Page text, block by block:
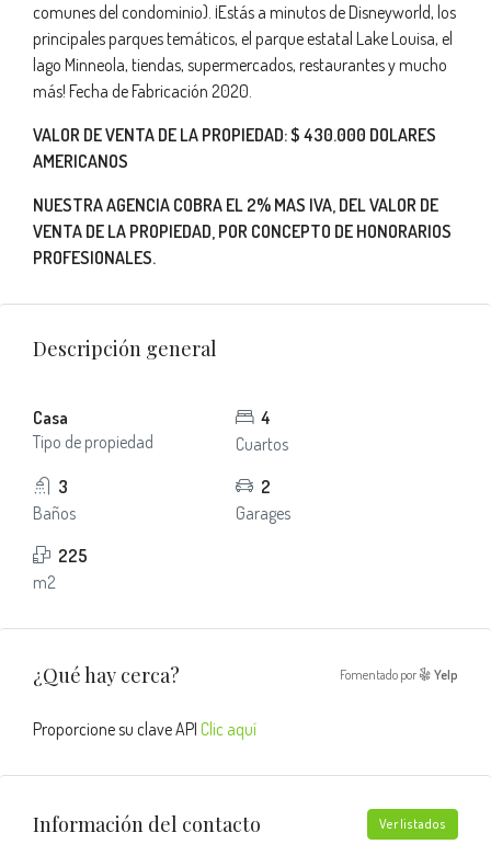
comunes del condominio). ¡Estás a minutos de Disneyworld, los
principales parques temáticos, el parque estatal Lake Louisa, el
lago Minneola, tiendas, supermercados, restaurantes y mucho
más! Fecha de Fabricación 2020.
VALOR DE VENTA DE LA PROPIEDAD: $ 430.000 DOLARES
AMERICANOS
NUESTRA AGENCIA COBRA EL 2% MAS IVA, DEL VALOR DE
VENTA DE LA PROPIEDAD, POR CONCEPTO DE HONORARIOS
PROFESIONALES.
Descripción general
Casa
Tipo de propiedad
4
Cuartos
3
Baños
2
Garages
225
m2
¿Qué hay cerca? Fomentado por Yelp
Proporcione su clave API Clic aquí
Información del contacto Ver listados